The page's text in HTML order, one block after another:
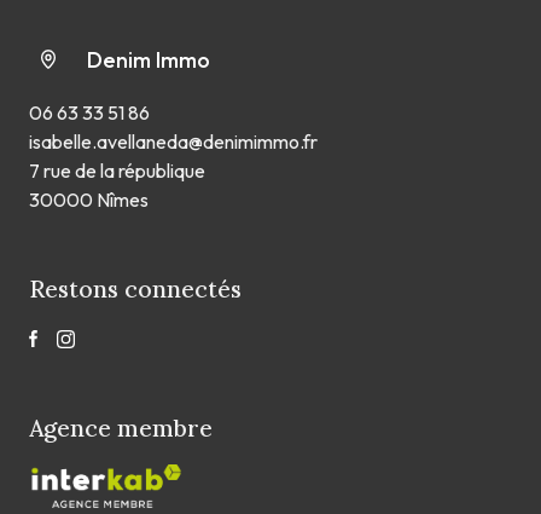
Denim Immo
06 63 33 51 86
isabelle.avellaneda@denimimmo.fr
7 rue de la république
30000 Nîmes
Restons connectés
Agence membre